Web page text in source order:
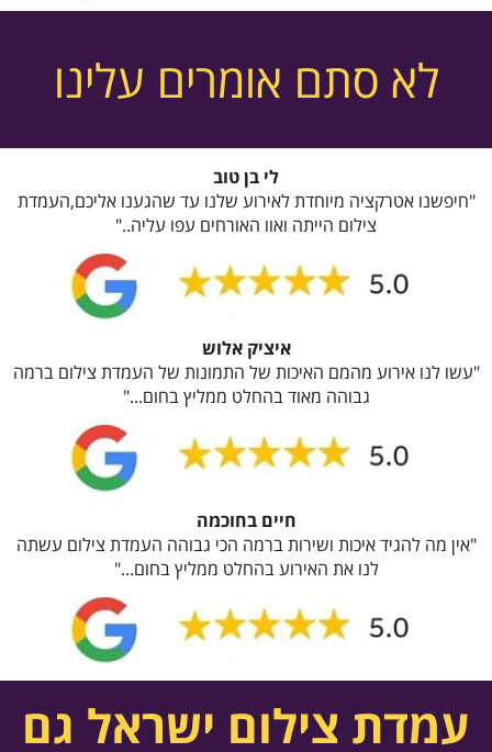
לא סתם אומרים עלינו
לי בן טוב
"חיפשנו אטרקציה מיוחדת לאירוע שלנו עד שהגענו אליכם,העמדת
צילום הייתה ואוו האורחים עפו עליה.."
איציק אלוש
"עשו לנו אירוע מהמם האיכות של התמונות של העמדת צילום ברמה
גבוהה מאוד בהחלט ממליץ בחום..."
חיים בחוכמה
"אין מה להגיד איכות ושירות ברמה הכי גבוהה העמדת צילום עשתה
לנו את האירוע בהחלט ממליץ בחום..."
עמדת צילום ישראל גם